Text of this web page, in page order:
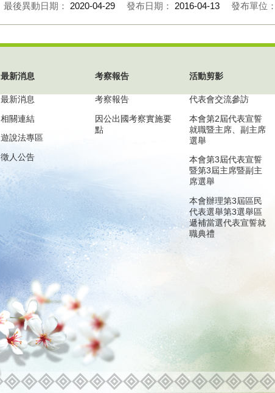
最後異動日期： 2020-04-29 發布日期： 2016-04-13 發布單位：
最新消息
最新消息
相關連結
遊說法專區
徵人公告
考察報告
考察報告
因公出國考察實施要
點
活動剪影
代表會交流參訪
本會第2屆代表宣誓
就職暨主席、副主席
選舉
本會第3屆代表宣誓
暨第3屆主席暨副主
席選舉
本會辦理第3屆區民
代表選舉第3選舉區
遞補當選代表宣誓就
職典禮